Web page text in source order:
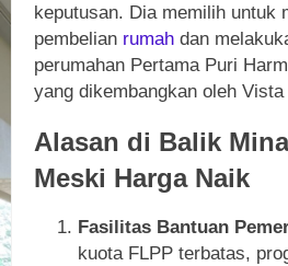
keputusan. Dia memilih untuk
pembelian rumah dan
perumahan Pertama Puri
yang dikembangkan oleh
Alasan di Balik
Meski Harga Naik
Fasilitas Bantuan
kuota FLPP terbatas,